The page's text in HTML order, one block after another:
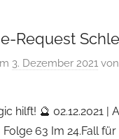
Request
3. Dezember 2021 von
hilft! 🔮 02.12.2021 |
Folge 63 Im 24.Fall für